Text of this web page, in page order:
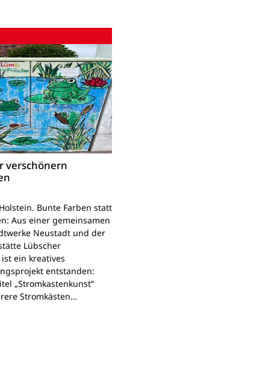
verschönern
Bunte Farben statt
Aus einer gemeinsamen
Neustadt und der
Lübscher
ein kreatives
entstanden:
„Stromkastenkunst“
Stromkästen…